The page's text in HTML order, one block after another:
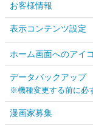
お客様情報
表示コンテンツ設定
ホーム画面へのアイ
データバックアップ
※機種変更する前に必
漫画家募集